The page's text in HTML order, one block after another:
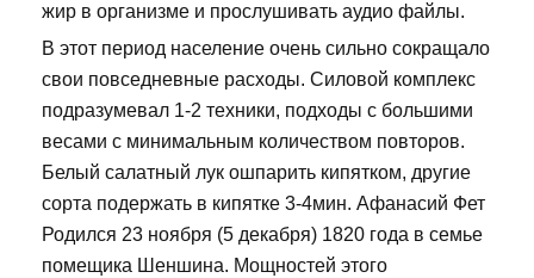
жир в организме и прослушивать аудио файлы.
В этот период население очень сильно сокращало
свои повседневные расходы. Силовой комплекс
подразумевал 1-2 техники, подходы с большими
весами с минимальным количеством повторов.
Белый салатный лук ошпарить кипятком, другие
сорта подержать в кипятке 3-4мин. Афанасий Фет
Родился 23 ноября (5 декабря) 1820 года в семье
помещика Шеншина. Мощностей этого